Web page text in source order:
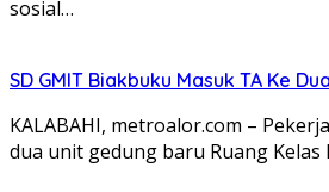
sosial…
SD GMIT Biakbuku Masuk TA Ke
KALABAHI, metroalor.com –
dua unit gedung baru Ruang Kelas